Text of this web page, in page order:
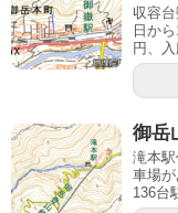
収容
日か
円、
御岳
滝本
車場
136台